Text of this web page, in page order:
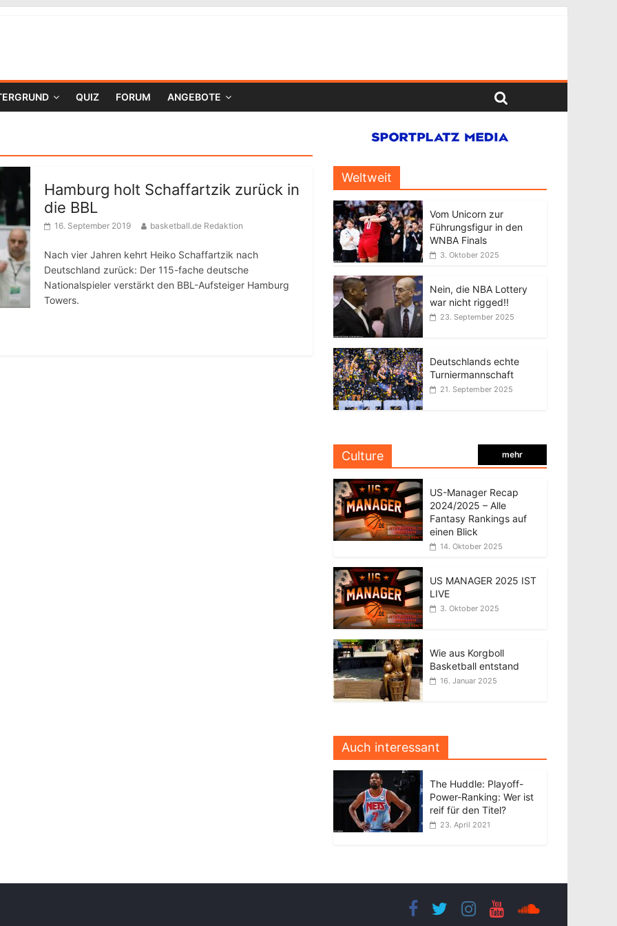
QUIZ FORUM ANGEBOTE
Hamburg holt Schaffartzik zurück in
die BBL
16. September 2019 basketball.de Redaktion
Nach vier Jahren kehrt Heiko Schaffartzik nach
Deutschland zurück: Der 115-fache deutsche
Nationalspieler verstärkt den BBL-Aufsteiger Hamburg
Towers.
Weltweit
Vom Unicorn zur
Führungsfigur in den
WNBA Finals
3. Oktober 2025
Nein, die NBA Lottery
war nicht rigged!!
23. September 2025
Deutschlands echte
Turniermannschaft
21. September 2025
Culture mehr
US-Manager Recap
2024/2025 – Alle
Fantasy Rankings auf
einen Blick
14. Oktober 2025
US MANAGER 2025 IST
LIVE
3. Oktober 2025
Wie aus Korgboll
Basketball entstand
16. Januar 2025
Auch interessant
The Huddle: Playoff-
Power-Ranking: Wer ist
reif für den Titel?
23. April 2021